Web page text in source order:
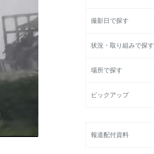
撮影日で探す
状況・取り組みで探す
場所で探す
ピックアップ
報道配付資料